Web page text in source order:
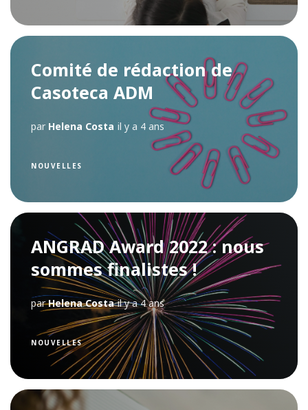
Comité de rédaction de
Casoteca ADM
par Helena Costa il y a 4 ans
NOUVELLES
ANGRAD Award 2022 : nous
sommes finalistes !
parHelena Costa il y a 4 ans
NOUVELLES